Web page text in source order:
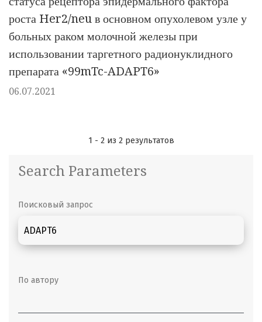
роста Her2/neu в основном опухолевом узле у
больных раком молочной железы при
использовании таргетного радионуклидного
препарата «99mTc-ADAPT6»
06.07.2021
1 - 2 из 2 результатов
Search Parameters
Поисковый запрос
По автору